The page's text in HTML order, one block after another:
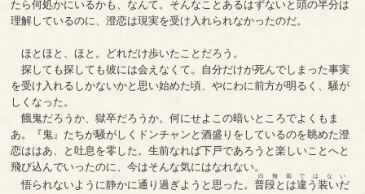
たら何処かにいるかも、なんて。そんなことあるはずないと頭の半分は
理解しているのに、澄恋は現実を受け入れられなかったのだ。
ほとほと、ほと。どれだけ歩いたことだろう。
探しても探しても彼には会えなくて。自分だけが死んでしまった事実
を受け入れるしかないかと思い始めた頃、やにわに前方が明るく、騒が
しくなった。
餓鬼だろうか、獄卒だろうか。何にせよこの暗いところでよくもま
あ。『鬼』たちが騒がしくドンチャンと酒盛りをしているのを眺めた澄
恋ははあ、と吐息を零した。生前なれば下戸であろうと楽しいことへと
飛び込んでいったのに、今はそんな気にはなれない。
悟られないように静かに通り過ぎようと思った。普段とは違う装いだ
白無垢ではない